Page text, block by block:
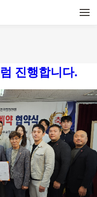
진행합니다.